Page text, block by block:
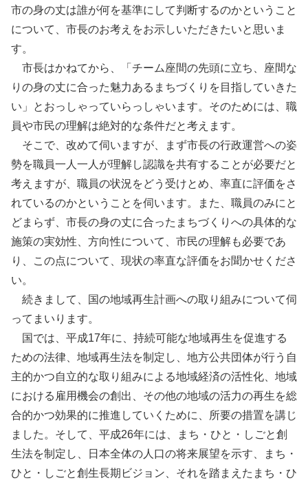
市の身の丈は誰が何を基準にして判断するのかということ
について、市長のお考えをお示しいただきたいと思いま
す。
市長はかねてから、「チーム座間の先頭に立ち、座間な
りの身の丈に合った魅力あるまちづくりを目指していきた
い」とおっしゃっていらっしゃいます。そのためには、職
員や市民の理解は絶対的な条件だと考えます。
そこで、改めて伺いますが、まず市長の行政運営への姿
勢を職員一人一人が理解し認識を共有することが必要だと
考えますが、職員の状況をどう受けとめ、率直に評価をさ
れているのかということを伺います。また、職員のみにと
どまらず、市長の身の丈に合ったまちづくりへの具体的な
施策の実効性、方向性について、市民の理解も必要であ
り、この点について、現状の率直な評価をお聞かせくださ
い。
続きまして、国の地域再生計画への取り組みについて伺
ってまいります。
国では、平成17年に、持続可能な地域再生を促進する
ための法律、地域再生法を制定し、地方公共団体が行う自
主的かつ自立的な取り組みによる地域経済の活性化、地域
における雇用機会の創出、その他の地域の活力の再生を総
合的かつ効果的に推進していくために、所要の措置を講じ
ました。そして、平成26年には、まち・ひと・しごと創
生法を制定し、日本全体の人口の将来展望を示す、まち・
ひと・しごと創生長期ビジョン、それを踏まえたまち・ひ